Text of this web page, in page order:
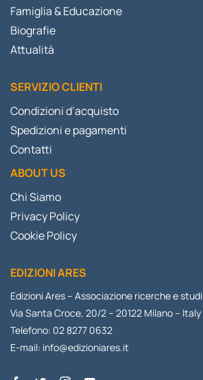
Famiglia & Educazione
Biografie
Attualità
SERVIZIO CLIENTI
Condizioni d’acquisto
Spedizioni e pagamenti
Contatti
ABOUT US
Chi Siamo
Privacy Policy
Cookie Policy
EDIZIONI ARES
Edizioni Ares – Associazione ricerche e studi
Via Santa Croce, 20/2 – 20122 Milano – Italy
Telefono: 02 8277 0632
E-mail: info@edizioniares.it